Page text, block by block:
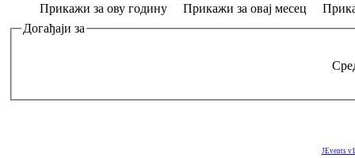
Прикажи за ову годину Прикажи за овај месец
Догађаји за
JEvents